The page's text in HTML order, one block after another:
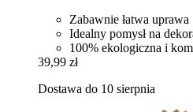
Zabawnie łatwa uprawa
Idealny pomysł na
100% ekologiczna i
39,99 zł
Dostawa do 10 sierpnia